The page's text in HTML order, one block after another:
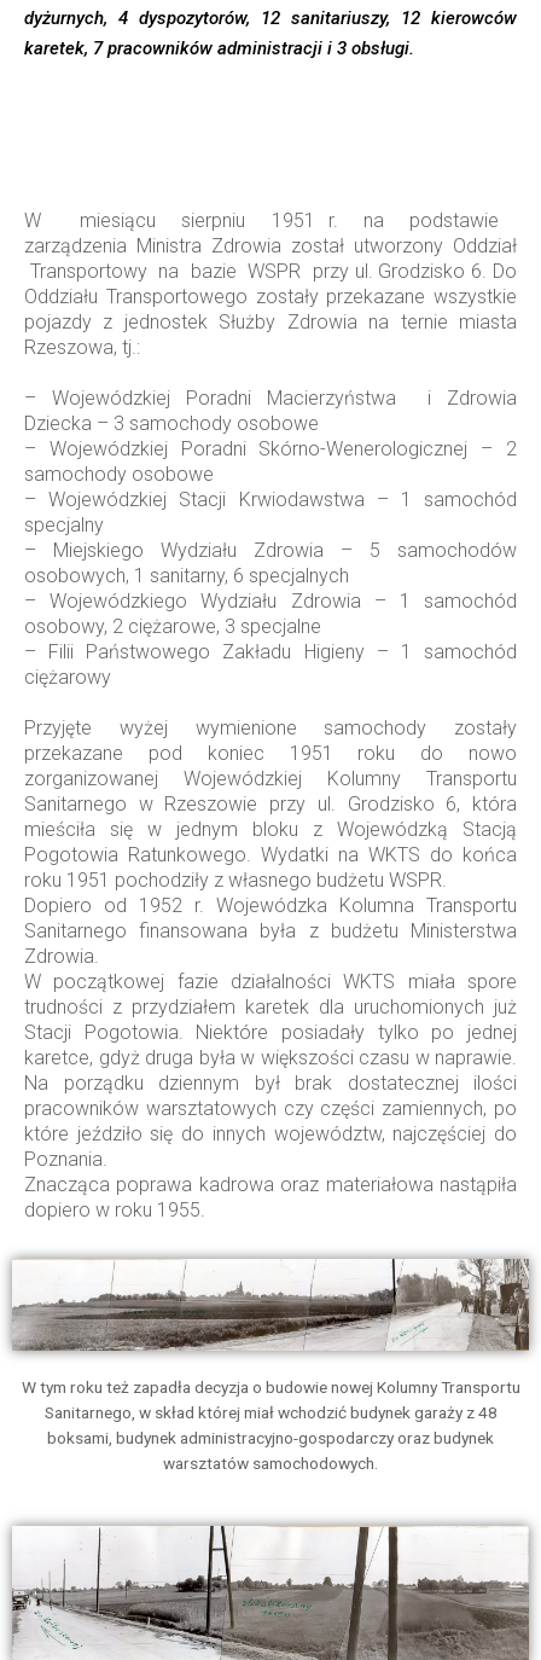
dyżurnych, 4 dyspozytorów, 12 sanitariuszy, 12 kierowców
karetek, 7 pracowników administracji i 3 obsługi.
W miesiącu sierpniu 1951 r. na podstawie
zarządzenia Ministra Zdrowia został utworzony Oddział
Transportowy na bazie WSPR przy ul. Grodzisko 6. Do
Oddziału Transportowego zostały przekazane wszystkie
pojazdy z jednostek Służby Zdrowia na ternie miasta
Rzeszowa, tj.:
– Wojewódzkiej Poradni Macierzyństwa i Zdrowia
Dziecka – 3 samochody osobowe
– Wojewódzkiej Poradni Skórno-Wenerologicznej – 2
samochody osobowe
– Wojewódzkiej Stacji Krwiodawstwa – 1 samochód
specjalny
– Miejskiego Wydziału Zdrowia – 5 samochodów
osobowych, 1 sanitarny, 6 specjalnych
– Wojewódzkiego Wydziału Zdrowia – 1 samochód
osobowy, 2 ciężarowe, 3 specjalne
– Filii Państwowego Zakładu Higieny – 1 samochód
ciężarowy
Przyjęte wyżej wymienione samochody zostały
przekazane pod koniec 1951 roku do nowo
zorganizowanej Wojewódzkiej Kolumny Transportu
Sanitarnego w Rzeszowie przy ul. Grodzisko 6, która
mieściła się w jednym bloku z Wojewódzką Stacją
Pogotowia Ratunkowego. Wydatki na WKTS do końca
roku 1951 pochodziły z własnego budżetu WSPR.
Dopiero od 1952 r. Wojewódzka Kolumna Transportu
Sanitarnego finansowana była z budżetu Ministerstwa
Zdrowia.
W początkowej fazie działalności WKTS miała spore
trudności z przydziałem karetek dla uruchomionych już
Stacji Pogotowia. Niektóre posiadały tylko po jednej
karetce, gdyż druga była w większości czasu w naprawie.
Na porządku dziennym był brak dostatecznej ilości
pracowników warsztatowych czy części zamiennych, po
które jeździło się do innych województw, najczęściej do
Poznania.
Znacząca poprawa kadrowa oraz materiałowa nastąpiła
dopiero w roku 1955.
W tym roku też zapadła decyzja o budowie nowej Kolumny Transportu
Sanitarnego, w skład której miał wchodzić budynek garaży z 48
boksami, budynek administracyjno-gospodarczy oraz budynek
warsztatów samochodowych.